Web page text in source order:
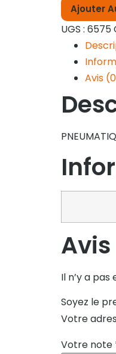
Ajouter
UGS : 6575
Avis
Avis
Il n’y a pas
Soyez le
Votre
Votre note